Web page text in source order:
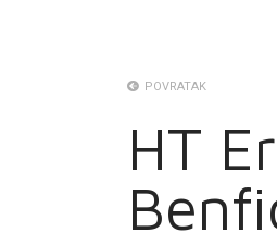
POVRATAK
HT